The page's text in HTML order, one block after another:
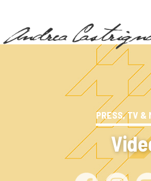
PRESS, TV &